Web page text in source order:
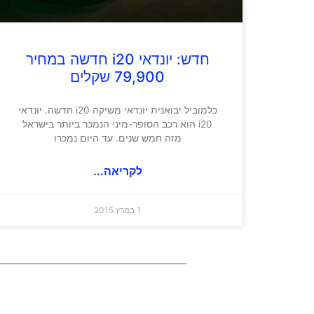
חדש: יונדאי i20 חדשה במחיר
79,900 שקלים
כלמוביל יבואנית יונדאי משיקה i20 חדשה. יונדאי
i20 הוא רכב הסופר-מיני הנמכר ביותר בישראל
מזה חמש שנים. עד היום נמכרו
לקריאה...
1 במרץ 2015